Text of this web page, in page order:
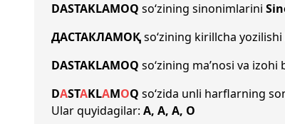
DASTAKLAMOQ so‘zining sinonimlarini
ДАСТАКЛАМОҚso‘zining kirillcha yozilishi
DASTAKLAMOQ so‘zining ma’nosi va izohi
DASTAKLAMOQ so‘zida unli harflarning
Ular quyidagilar: A, A, A, O